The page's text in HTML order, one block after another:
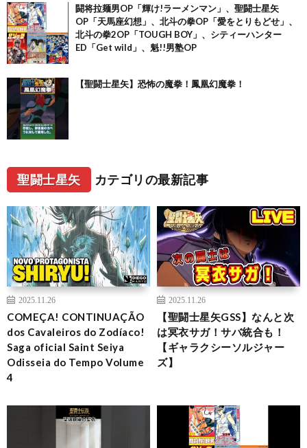
闘将拉麺男OP「輝け!ラーメンマン」、聖闘士星矢
OP「天馬座幻想」、北斗の拳OP「愛をとりもどせ」、
北斗の拳2OP「TOUGH BOY」、シティーハンター
ED「Get wild」、魁!!男塾OP
【聖闘士星矢】恐怖の魔拳！鳳凰幻魔拳！
聖闘士星矢 カテゴリの最新記事
2025.11.26
COMEÇA! CONTINUAÇÃO
dos Cavaleiros do Zodíaco!
Saga oficial Saint Seiya
Odisseia do Tempo Volume
4
2025.11.26
【聖闘士星矢GSS】なんと次
は冥衣サガ！サバ統合も！
【ギャラクシーソルジャー
ズ】